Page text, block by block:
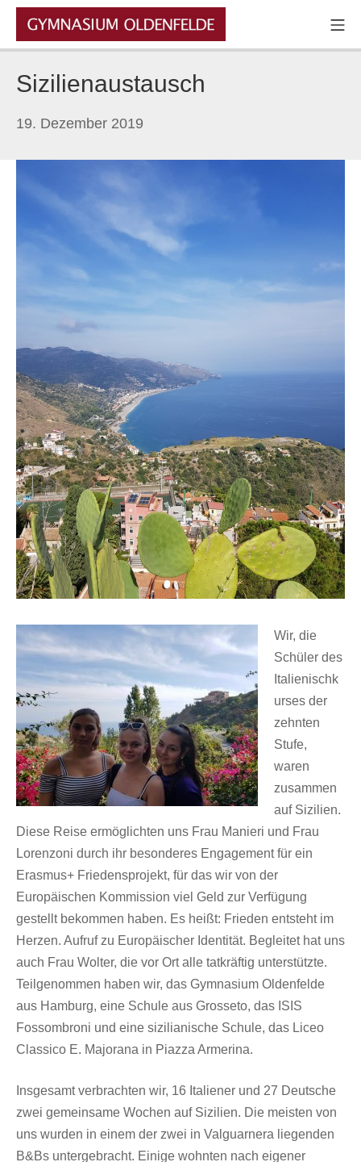
Zum
Inhalt
springen
GYMNASIUM OLDENFELDE
Sizilienaustausch
19. Dezember 2019
Wir, die
Schüler des
Italienischk
urses der
zehnten
Stufe,
waren
zusammen
auf Sizilien.
Diese Reise ermöglichten uns Frau Manieri und Frau
Lorenzoni durch ihr besonderes Engagement für ein
Erasmus+ Friedensprojekt, für das wir von der
Europäischen Kommission viel Geld zur Verfügung
gestellt bekommen haben. Es heißt: Frieden entsteht im
Herzen. Aufruf zu Europäischer Identität. Begleitet hat uns
auch Frau Wolter, die vor Ort alle tatkräftig unterstützte.
Teilgenommen haben wir, das Gymnasium Oldenfelde
aus Hamburg, eine Schule aus Grosseto, das ISIS
Fossombroni und eine sizilianische Schule, das Liceo
Classico E. Majorana in Piazza Armerina.
Insgesamt verbrachten wir, 16 Italiener und 27 Deutsche
zwei gemeinsame Wochen auf Sizilien. Die meisten von
uns wurden in einem der zwei in Valguarnera liegenden
B&Bs untergebracht. Einige wohnten nach eigener